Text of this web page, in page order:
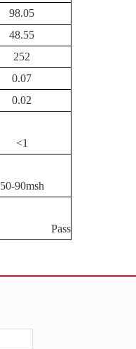
98.05
48.55
252
0.07
0.02
<1
50-90msh
Pass